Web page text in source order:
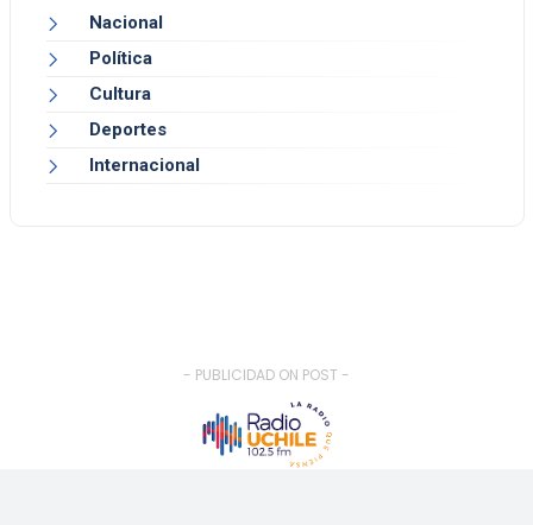
Nacional
Política
Cultura
Deportes
Internacional
- PUBLICIDAD ON POST -